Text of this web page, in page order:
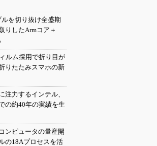
を切り抜け全盛期
りしたArmコア＋
ルム採用で折り目が
りたたみスマホの新
注力するインテル、
の約40年の実績を生
ンピュータの量産開
の18Aプロセスを活